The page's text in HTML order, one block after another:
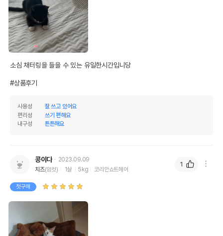
소심 채터링을 들을 수 있는 유일한시간입니당
#상품후기
사용성
잘 쓰고 있어요
편리성
쓰기 편해요
내구성
튼튼해요
콩이다
2023.09.09
치즈(암컷) 1살 5kg 코리안쇼트헤어
첫구매
1